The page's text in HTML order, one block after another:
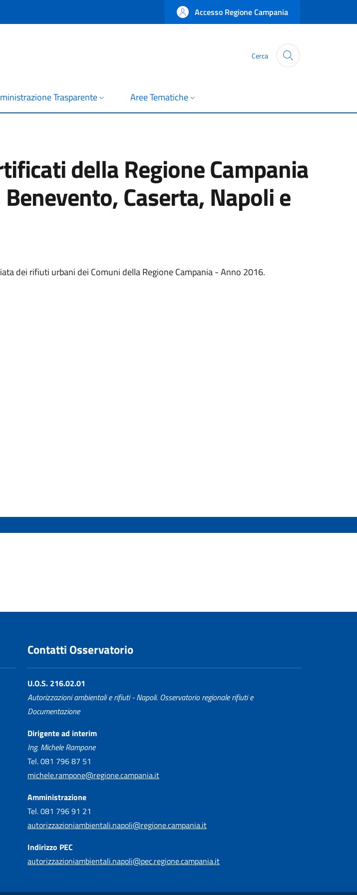
Accesso Regione Campania
Cerca
Trasparente Aree Tematiche
della Regione Campania
Caserta, Napoli e
dei rifiuti urbani dei Comuni della Regione Campania - Anno 2016.
Contatti Osservatorio
U.O.S. 216.02.01
Autorizzazioni ambientali e rifiuti - Napoli. Osservatorio regionale rifiuti e
Documentazione
Dirigente ad interim
Ing. Michele Rampone
Tel. 081 796 87 51
michele.rampone@regione.campania.it
Amministrazione
Tel. 081 796 91 21
autorizzazioniambientali.napoli@regione.campania.it
Indirizzo PEC
autorizzazioniambientali.napoli@pec.regione.campania.it